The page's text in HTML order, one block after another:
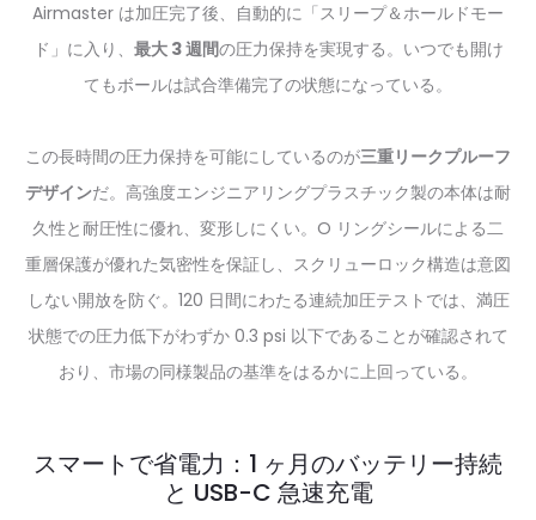
Airmaster は加圧完了後、自動的に「スリープ＆ホールドモー
ド」に入り、 最大 3 週間の圧力保持を実現する。いつでも開け
てもボールは試合準備完了の状態になっている。
この長時間の圧力保持を可能にしているのが三重リークプルーフ
デザインだ。高強度エンジニアリングプラスチック製の本体は耐
久性と耐圧性に優れ、変形しにくい。O リングシールによる二
重層保護が優れた気密性を保証し、スクリューロック構造は意図
しない開放を防ぐ。120 日間にわたる連続加圧テストでは、満圧
状態での圧力低下がわずか 0.3 psi 以下であることが確認されて
おり、市場の同様製品の基準をはるかに上回っている。
スマートで省電力：1 ヶ月のバッテリー持続
と USB-C 急速充電